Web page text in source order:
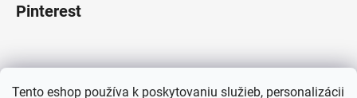
Tento eshop používa k poskytovaniu služieb, personalizácii
Pinterest